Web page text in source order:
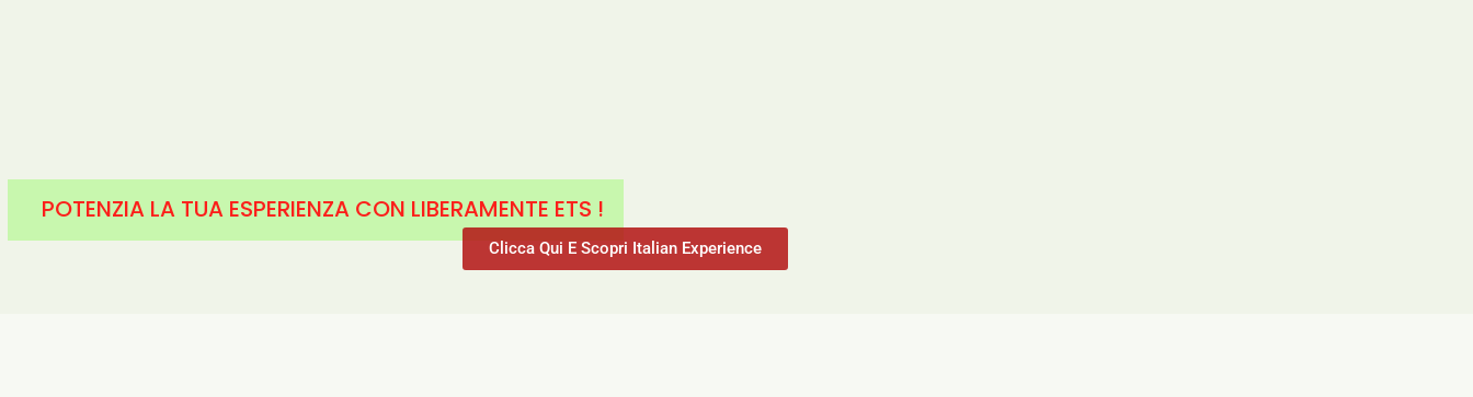
POTENZIA LA TUA ESPERIENZA CON LIBERAMENTE ETS !
Clicca Qui E Scopri Italian Experience